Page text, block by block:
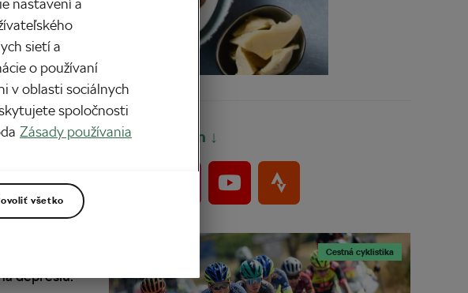
pracovnej
že by
štúdie
depresiu.
Bajkeri sem ↓
Cestná cyklistika
sietí a
o používaní
v oblasti sociálnych
spoločnosti
Zásady používania
všetko